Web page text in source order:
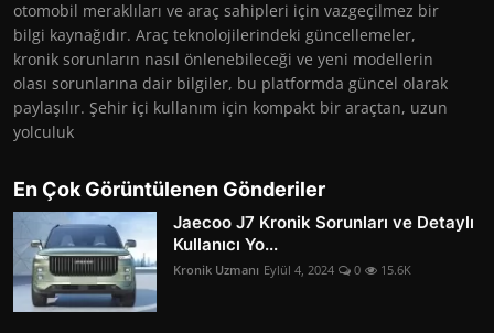
otomobil meraklıları ve araç sahipleri için vazgeçilmez bir
bilgi kaynağıdır. Araç teknolojilerindeki güncellemeler,
kronik sorunların nasıl önlenebileceği ve yeni modellerin
olası sorunlarına dair bilgiler, bu platformda güncel olarak
paylaşılır. Şehir içi kullanım için kompakt bir araçtan, uzun
yolculuk
En Çok Görüntülenen Gönderiler
Jaecoo J7 Kronik Sorunları ve Detaylı
Kullanıcı Yo...
Kronik Uzmanı Eylül 4, 2024 0 15.6K